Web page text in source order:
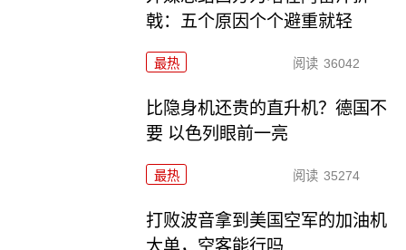
戟：五个原因个个避重就轻
最热 阅读 36042
比隐身机还贵的直升机？德国不
要 以色列眼前一亮
最热 阅读 35274
打败波音拿到美国空军的加油机
大单，空客能行吗